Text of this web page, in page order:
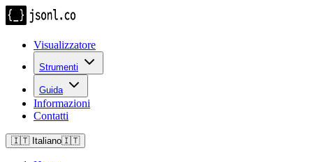
Visualizzatore
Strumenti
Guida
Informazioni
Contatti
🇮🇹 Italiano🇮🇹